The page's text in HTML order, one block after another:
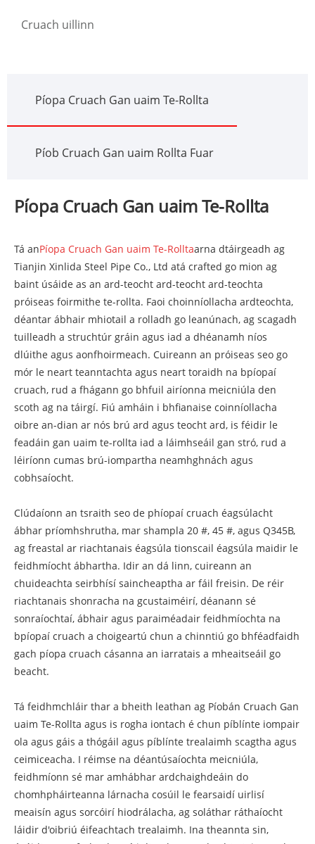
Cruach uillinn
Píopa Cruach Gan uaim Te-Rollta
Píob Cruach Gan uaim Rollta Fuar
Píopa Cruach Gan uaim Te-Rollta
Tá anPíopa Cruach Gan uaim Te-Rolltaarna dtáirgeadh ag
Tianjin Xinlida Steel Pipe Co., Ltd atá crafted go mion ag
baint úsáide as an ard-teocht ard-teocht ard-teochta
próiseas foirmithe te-rollta. Faoi choinníollacha ardteochta,
déantar ábhair mhiotail a rolladh go leanúnach, ag scagadh
tuilleadh a struchtúr gráin agus iad a dhéanamh níos
dlúithe agus aonfhoirmeach. Cuireann an próiseas seo go
mór le neart teanntachta agus neart toraidh na bpíopaí
cruach, rud a fhágann go bhfuil airíonna meicniúla den
scoth ag na táirgí. Fiú amháin i bhfianaise coinníollacha
oibre an-dian ar nós brú ard agus teocht ard, is féidir le
feadáin gan uaim te-rollta iad a láimhseáil gan stró, rud a
léiríonn cumas brú-iompartha neamhghnách agus
cobhsaíocht.
Clúdaíonn an tsraith seo de phíopaí cruach éagsúlacht
ábhar príomhshrutha, mar shampla 20 #, 45 #, agus Q345B,
ag freastal ar riachtanais éagsúla tionscail éagsúla maidir le
feidhmíocht ábhartha. Idir an dá linn, cuireann an
chuideachta seirbhísí saincheaptha ar fáil freisin. De réir
riachtanais shonracha na gcustaiméirí, déanann sé
sonraíochtaí, ábhair agus paraiméadair feidhmíochta na
bpíopaí cruach a choigeartú chun a chinntiú go bhféadfaidh
gach píopa cruach cásanna an iarratais a mheaitseáil go
beacht.
Tá feidhmchláir thar a bheith leathan ag Píobán Cruach Gan
uaim Te-Rollta agus is rogha iontach é chun píblínte iompair
ola agus gáis a thógáil agus píblínte trealaimh scagtha agus
ceimiceacha. I réimse na déantúsaíochta meicniúla,
feidhmíonn sé mar amhábhar ardchaighdeáin do
chomhpháirteanna lárnacha cosúil le fearsaidí uirlisí
meaisín agus sorcóirí hiodrálacha, ag soláthar ráthaíocht
láidir d'oibriú éifeachtach trealaimh. Ina theannta sin,